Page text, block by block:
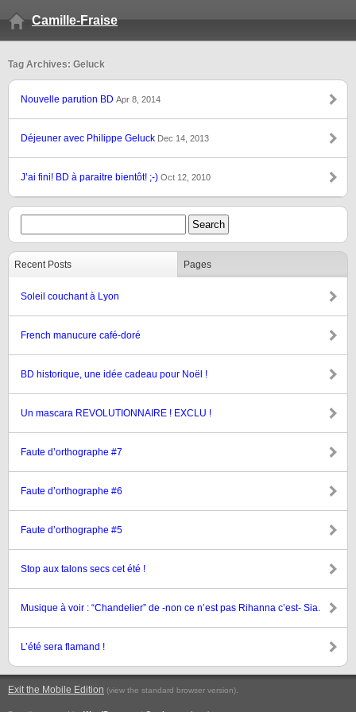
Camille-Fraise
Tag Archives: Geluck
Nouvelle parution BD Apr 8, 2014
Déjeuner avec Philippe Geluck Dec 14, 2013
J’ai fini! BD à paraitre bientôt! ;-) Oct 12, 2010
Recent Posts Pages
Soleil couchant à Lyon
French manucure café-doré
BD historique, une idée cadeau pour Noël !
Un mascara REVOLUTIONNAIRE ! EXCLU !
Faute d’orthographe #7
Faute d’orthographe #6
Faute d’orthographe #5
Stop aux talons secs cet été !
Musique à voir : “Chandelier” de -non ce n’est pas Rihanna c’est- Sia.
L’été sera flamand !
Exit the Mobile Edition (view the standard browser version).